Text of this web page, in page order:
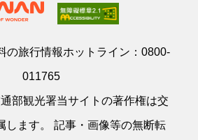
の旅行情報ホットライン： 0800-
011765
部観光署当サイトの著作権は交
します。 記事・画像等の無断転